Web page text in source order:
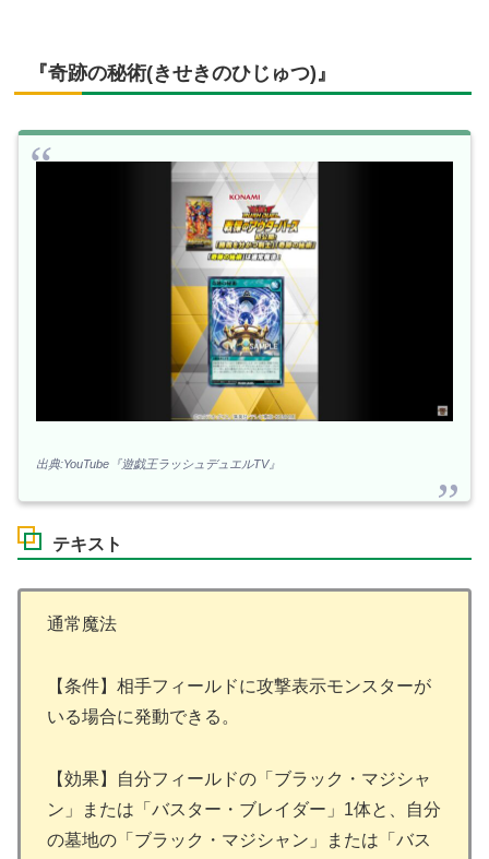
『奇跡の秘術(きせきのひじゅつ)』
出典:YouTube『遊戯王ラッシュデュエルTV』
テキスト
通常魔法
【条件】相手フィールドに攻撃表示モンスターが
いる場合に発動できる。
【効果】自分フィールドの「ブラック・マジシャ
ン」または「バスター・ブレイダー」1体と、自分
の墓地の「ブラック・マジシャン」または「バス